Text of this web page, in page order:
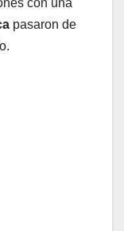
con una
pasaron de